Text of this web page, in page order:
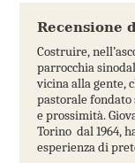
Recensione
Costruire,
parrocchia
vicina alla gente,
pastorale
e prossimità.
Torino dal 1964,
esperienza di